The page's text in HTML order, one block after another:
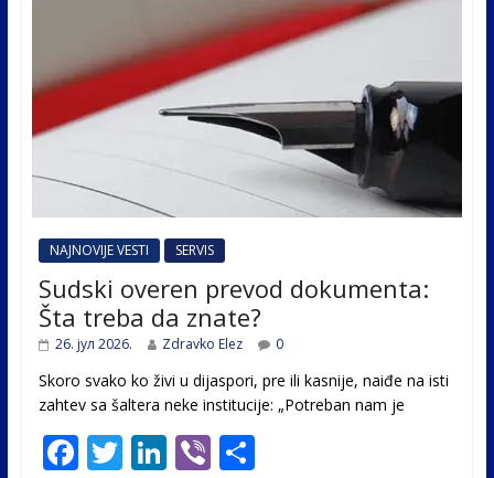
NAJNOVIJE VESTI SERVIS
Sudski overen prevod dokumenta:
Šta treba da znate?
26. јул 2026. Zdravko Elez 0
Skoro svako ko živi u dijaspori, pre ili kasnije, naiđe na isti
zahtev sa šaltera neke institucije: „Potreban nam je
F T Li Vi S